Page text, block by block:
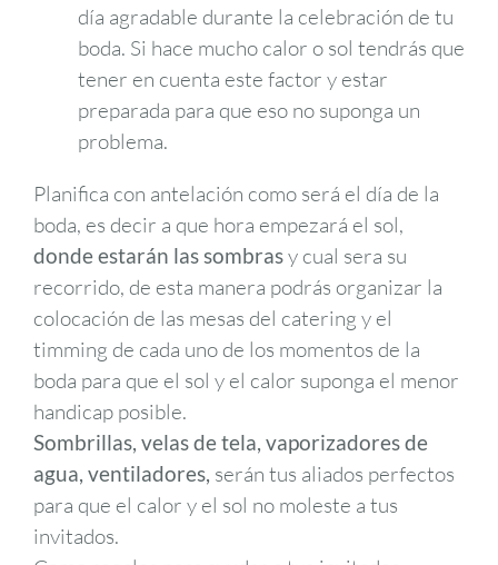
día agradable durante la celebración de tu
boda. Si hace mucho calor o sol tendrás que
tener en cuenta este factor y estar
preparada para que eso no suponga un
problema.
Planifica con antelación como será el día de la
boda, es decir a que hora empezará el sol,
donde estarán las sombrasy cual sera su
recorrido, de esta manera podrás organizar la
colocación de las mesas del catering y el
timming de cada uno de los momentos de la
boda para que el sol y el calor suponga el menor
handicap posible.
Sombrillas, velas de tela, vaporizadores de
agua, ventiladores, serán tus aliados perfectos
para que el calor y el sol no moleste a tus
invitados.